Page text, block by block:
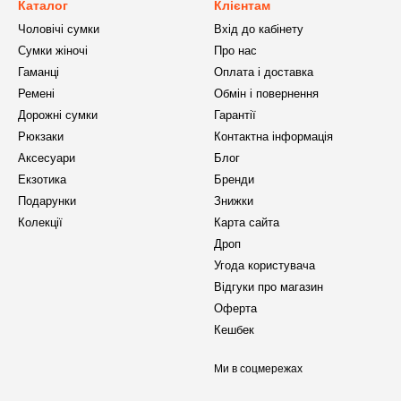
Каталог
Чоловічі сумки
Сумки жіночі
Гаманці
Ремені
Дорожні сумки
Рюкзаки
Аксесуари
Екзотика
Подарунки
Колекції
Клієнтам
Вхід до кабінету
Про нас
Оплата і доставка
Обмін і повернення
Гарантії
Контактна інформація
Блог
Бренди
Знижки
Карта сайта
Дроп
Угода користувача
Відгуки про магазин
Оферта
Кешбек
Ми в соцмережах